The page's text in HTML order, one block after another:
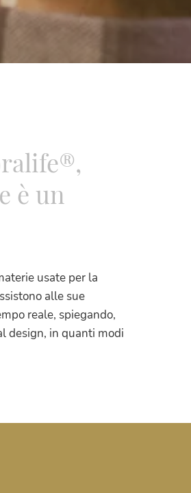
è un
usate per la
alle sue
reale, spiegando,
design, in quanti modi